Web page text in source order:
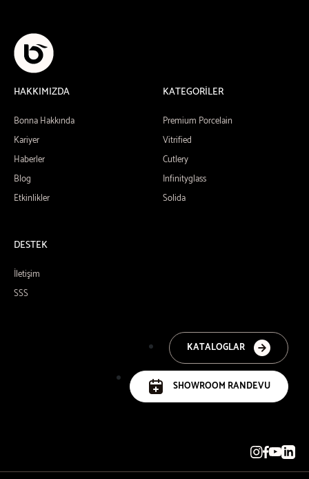
HAKKIMIZDA
Bonna Hakkında
Kariyer
Haberler
Blog
Etkinlikler
KATEGORİLER
Premium Porcelain
Vitrified
Cutlery
Infinityglass
Solida
DESTEK
İletişim
SSS
KATALOGLAR
SHOWROOM RANDEVU